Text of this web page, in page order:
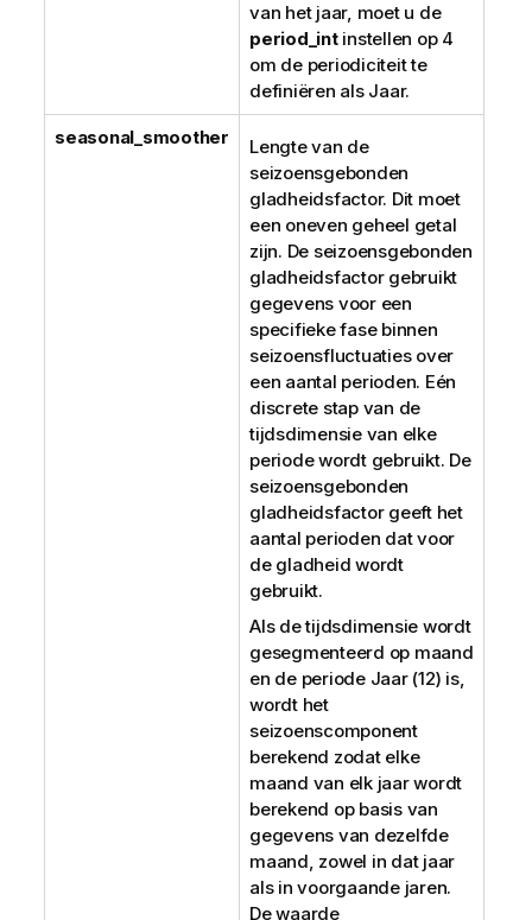
van het jaar, moet u de
period_intinstellen op 4
om de periodiciteit te
definiëren als Jaar.
seasonal_smoother
Lengte van de
seizoensgebonden
gladheidsfactor. Dit moet
een oneven geheel getal
zijn. De seizoensgebonden
gladheidsfactor gebruikt
gegevens voor een
specifieke fase binnen
seizoensfluctuaties over
een aantal perioden. Eén
discrete stap van de
tijdsdimensie van elke
periode wordt gebruikt. De
seizoensgebonden
gladheidsfactor geeft het
aantal perioden dat voor
de gladheid wordt
gebruikt.
Als de tijdsdimensie wordt
gesegmenteerd op maand
en de periode Jaar (12) is,
wordt het
seizoenscomponent
berekend zodat elke
maand van elk jaar wordt
berekend op basis van
gegevens van dezelfde
maand, zowel in dat jaar
als in voorgaande jaren.
De waarde